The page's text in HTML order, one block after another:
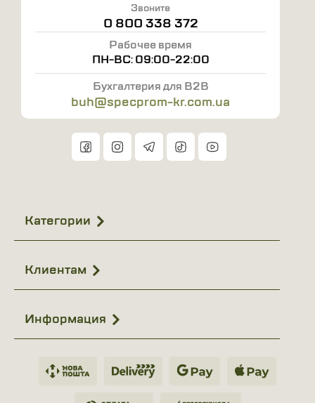
Звоните
0 800 338 372
Рабочее время
ПН-ВС: 09:00-22:00
Бухгалтерия для B2B
buh@specprom-kr.com.ua
Категории
Клиентам
Информация